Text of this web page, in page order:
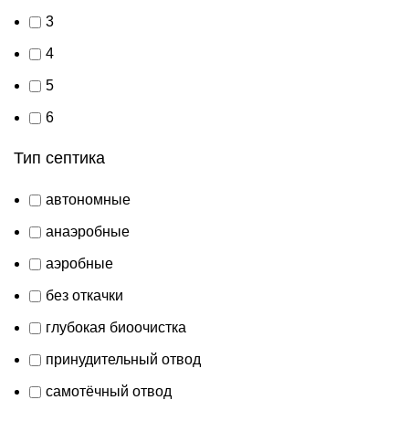
3
4
5
6
Тип септика
автономные
анаэробные
аэробные
без откачки
глубокая биоочистка
принудительный отвод
самотёчный отвод